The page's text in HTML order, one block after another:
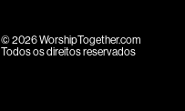
© 2026 WorshipTogether.com
Todos os direitos reservados